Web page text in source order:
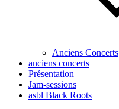
Anciens Concerts
anciens concerts
Présentation
Jam-sessions
asbl Black Roots